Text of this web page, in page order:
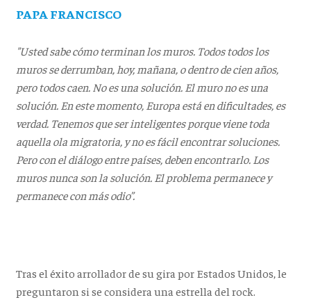
PAPA FRANCISCO
"Usted sabe cómo terminan los muros. Todos todos los
muros se derrumban, hoy, mañana, o dentro de cien años,
pero todos caen. No es una solución. El muro no es una
solución. En este momento, Europa está en dificultades, es
verdad. Tenemos que ser inteligentes porque viene toda
aquella ola migratoria, y no es fácil encontrar soluciones.
Pero con el diálogo entre países, deben encontrarlo. Los
muros nunca son la solución. El problema permanece y
permanece con más odio”.
Tras el éxito arrollador de su gira por Estados Unidos, le
preguntaron si se considera una estrella del rock.